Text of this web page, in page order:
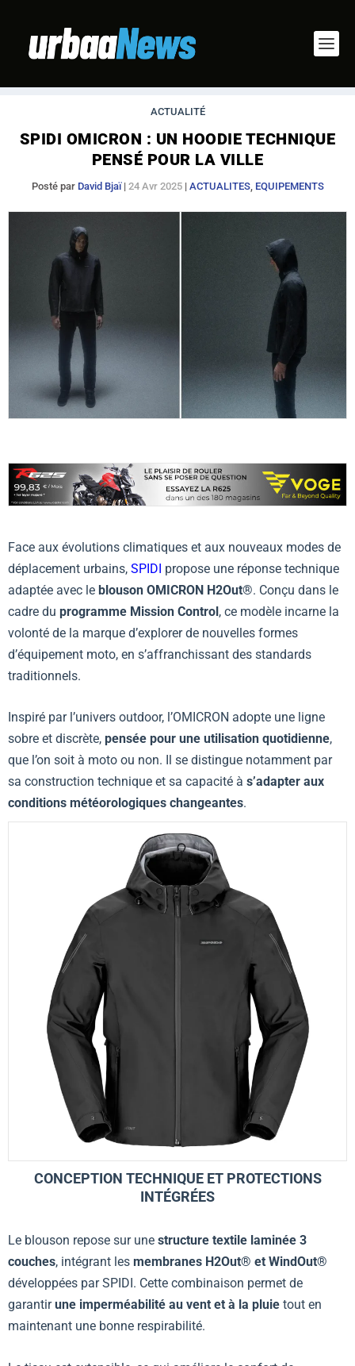
ACTUALITÉ
SPIDI OMICRON : UN HOODIE TECHNIQUE
PENSÉ POUR LA VILLE
Posté par David Bjaï| 24 Avr 2025| ACTUALITES, EQUIPEMENTS
Face aux évolutions climatiques et aux nouveaux modes de
déplacement urbains, SPIDI propose une réponse technique
adaptée avec le blouson OMICRON H2Out®. Conçu dans le
cadre du programme Mission Control, ce modèle incarne la
volonté de la marque d’explorer de nouvelles formes
d’équipement moto, en s’affranchissant des standards
traditionnels.
Inspiré par l’univers outdoor, l’OMICRON adopte une ligne
sobre et discrète, pensée pour une utilisation quotidienne,
que l’on soit à moto ou non. Il se distingue notamment par
sa construction technique et sa capacité à s’adapter aux
conditions météorologiques changeantes.
CONCEPTION TECHNIQUE ET PROTECTIONS
INTÉGRÉES
Le blouson repose sur une structure textile laminée 3
couches, intégrant les membranes H2Out® et WindOut®
développées par SPIDI. Cette combinaison permet de
garantirune imperméabilité au vent et à la pluie tout en
maintenant une bonne respirabilité.